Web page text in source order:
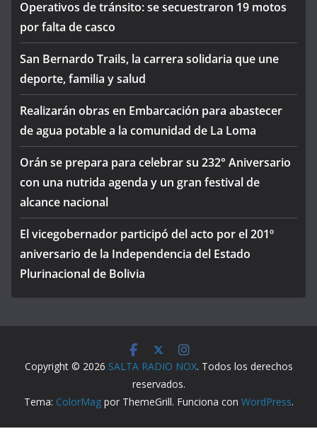
Operativos de tránsito: se secuestraron 19 motos
por falta de casco
San Bernardo Trails, la carrera solidaria que une
deporte, familia y salud
Realizarán obras en Embarcación para abastecer
de agua potable a la comunidad de La Loma
Orán se prepara para celebrar su 232° Aniversario
con una nutrida agenda y un gran festival de
alcance nacional
El vicegobernador participó del acto por el 201º
aniversario de la Independencia del Estado
Plurinacional de Bolivia
Copyright © 2026 SALTA RADIO NOX. Todos los derechos
reservados.
Tema: ColorMagpor ThemeGrill. Funciona con WordPress.